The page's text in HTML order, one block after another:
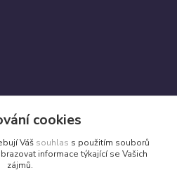
cookies
Váš souhlas s použitím souborů
informace týkající se Vašich
zájmů.